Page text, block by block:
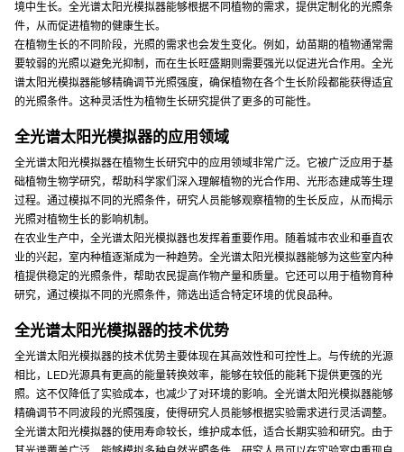
境中生长。全光谱太阳光模拟器能够根据不同植物的需求，提供定制化的光照条
件，从而促进植物的健康生长。
在植物生长的不同阶段，光照的需求也会发生变化。例如，幼苗期的植物通常需
要较弱的光照以避免光抑制，而在生长旺盛期则需要强光以促进光合作用。全光
谱太阳光模拟器能够精确调节光照强度，确保植物在各个生长阶段都能获得适宜
的光照条件。这种灵活性为植物生长研究提供了更多的可能性。
全光谱太阳光模拟器的应用领域
全光谱太阳光模拟器在植物生长研究中的应用领域非常广泛。它被广泛应用于基
础植物生物学研究，帮助科学家们深入理解植物的光合作用、光形态建成等生理
过程。通过模拟不同的光照条件，研究人员能够观察植物的生长反应，从而揭示
光照对植物生长的影响机制。
在农业生产中，全光谱太阳光模拟器也发挥着重要作用。随着城市农业和垂直农
业的兴起，室内种植逐渐成为一种趋势。全光谱太阳光模拟器能够为这些室内种
植提供稳定的光照条件，帮助农民提高作物产量和质量。它还可以用于植物育种
研究，通过模拟不同的光照条件，筛选出适合特定环境的优良品种。
全光谱太阳光模拟器的技术优势
全光谱太阳光模拟器的技术优势主要体现在其高效性和可控性上。与传统的光源
相比，LED光源具有更高的能量转换效率，能够在较低的能耗下提供更强的光
照。这不仅降低了实验成本，也减少了对环境的影响。全光谱太阳光模拟器能够
精确调节不同波段的光照强度，使得研究人员能够根据实验需求进行灵活调整。
全光谱太阳光模拟器的使用寿命较长，维护成本低，适合长期实验和研究。由于